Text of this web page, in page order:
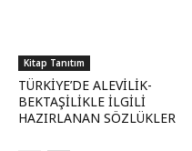
Kitap Tanıtım
TÜRKİYE’DE ALEVİLİK-
BEKTAŞİLİKLE İLGİLİ
HAZIRLANAN SÖZLÜKLER